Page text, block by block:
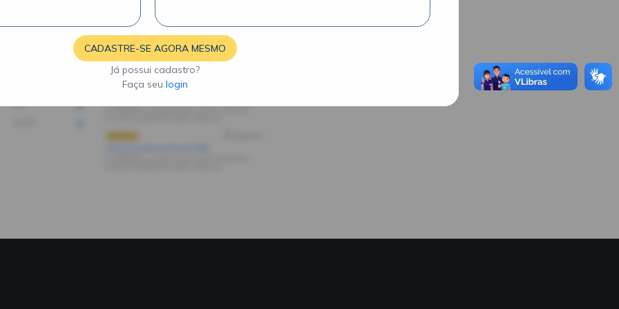
CADASTRE-SE AGORA MESMO
Já possui cadastro?
Faça seu login